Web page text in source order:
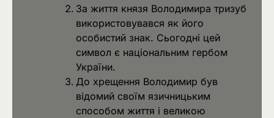
За життя князя Володимира тризуб
використовувався як його
особистий знак. Сьогодні цей
символ є національним гербом
України.
До хрещення Володимир був
відомий своїм язичницьким
способом життя і великою